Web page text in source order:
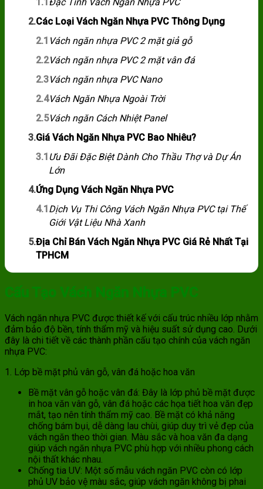
2.Các Loại Vách Ngăn Nhựa PVC Thông Dụng
2.1 Vách ngăn nhựa PVC 2 mặt giả gỗ
2.2Vách ngăn nhựa PVC 2 mặt vân đá
2.3Vách ngăn nhựa PVC Nano
2.4Vách Ngăn Nhựa Ngoài Trời
2.5Vách ngăn Cách Nhiệt Panel
3.Giá Vách Ngăn Nhựa PVC Bao Nhiêu?
3.1Ưu Đãi Đặc Biệt Dành Cho Thầu Thợ và Dự Án
Lớn
4.Ứng Dụng Vách Ngăn Nhựa PVC
4.1Dịch Vụ Thi Công Vách Ngăn Nhựa PVC tại Thế
Giới Vật Liệu Nhà Xanh
5.Địa Chỉ Bán Vách Ngăn Nhựa PVC Giá Rẻ Nhất Tại
TPHCM
Cấu Tạo Vách Ngăn Nhựa PVC
Vách ngăn nhựa PVC được thiết kế với cấu trúc nhiều lớp nhằm
đảm bảo độ bền, tính thẩm mỹ và hiệu suất sử dụng cao. Dưới
đây là chi tiết về các thành phần cấu tạo chính của vách ngăn
nhựa PVC:
1. Lớp bề mặt phủ vân gỗ, vân đá hoặc hoa văn
Bề mặt vân gỗ hoặc vân đá: Đây là lớp phủ bề mặt được
in hoa văn vân gỗ, vân đá hoặc các họa tiết hoa văn đẹp
mắt, tạo nên tính thẩm mỹ cao. Bề mặt có khả năng
chống bám bụi, dễ dàng lau chùi, giúp duy trì vẻ đẹp của
vách ngăn theo thời gian. Màu sắc và hoa văn đa dạng
giúp vách ngăn nhựa PVC phù hợp với nhiều phong cách
nội thất khác nhau.
Chống tia UV: Một số mẫu vách ngăn PVC còn có lớp
phủ UV bảo vệ màu sắc, giúp vách ngăn không bị phai